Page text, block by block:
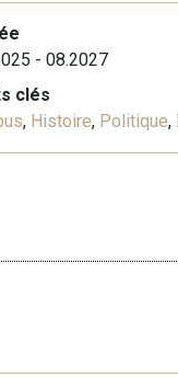
- 08.2027
clés
, Histoire, Politique,